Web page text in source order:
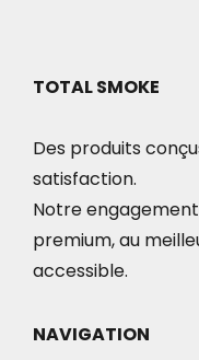
TOTAL SMOKE
Des produits
satisfaction.
Notre
premium, au
accessible.
NAVIGATION